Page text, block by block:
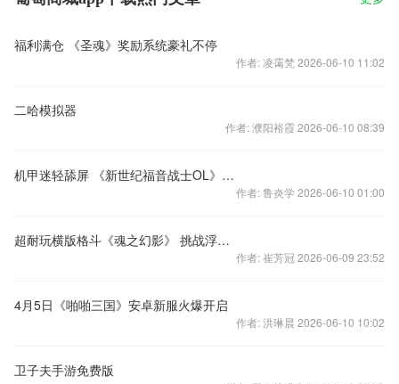
福利满仓 《圣魂》奖励系统豪礼不停
作者: 凌霭梵 2026-06-10 11:02
二哈模拟器
作者: 濮阳裕霞 2026-06-10 08:39
机甲迷轻舔屏 《新世纪福音战士OL》原画大赏
作者: 鲁炎学 2026-06-10 01:00
超耐玩横版格斗《魂之幻影》 挑战浮空无极限
作者: 崔芳冠 2026-06-09 23:52
4月5日《啪啪三国》安卓新服火爆开启
作者: 洪琳晨 2026-06-10 10:02
卫子夫手游免费版